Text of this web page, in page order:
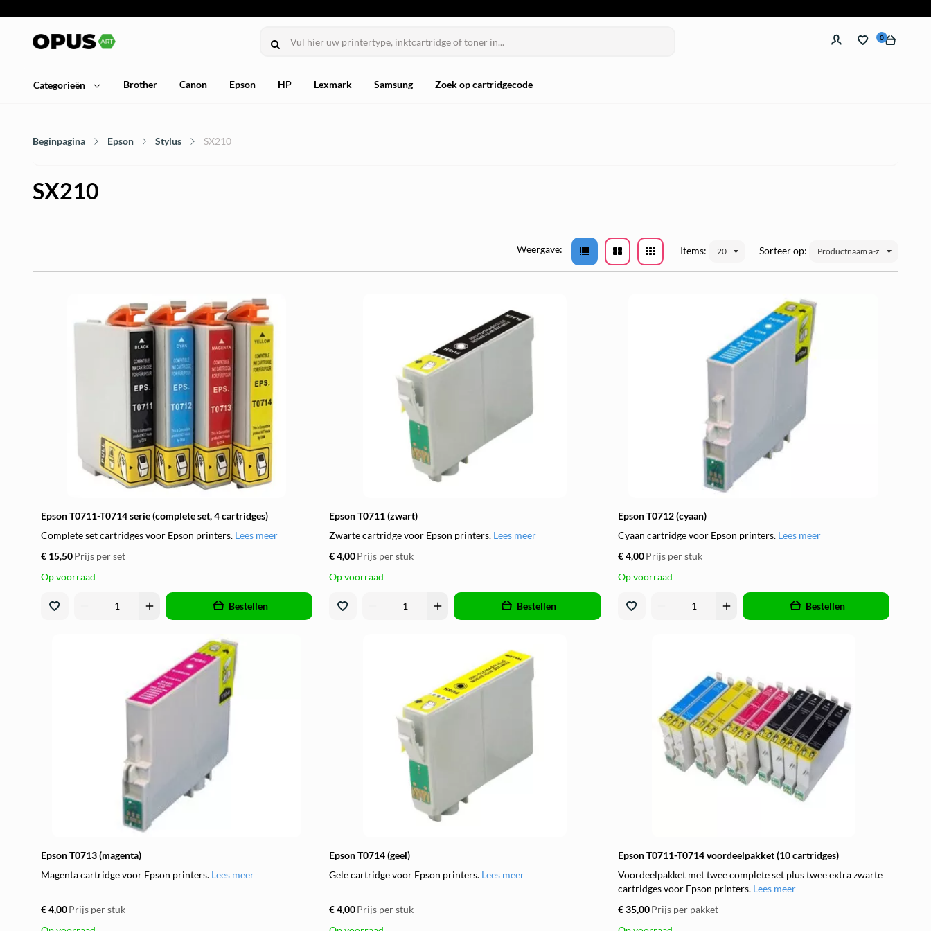
0
Categorieën Brother Canon Epson HP Lexmark Samsung Zoek op cartridgecode
Beginpagina Epson Stylus SX210
SX210
Sorteer op: Productnaam a-z
Items: 20
Weergave:
Epson T0711-T0714 serie (complete set, 4 cartridges)
Complete set cartridges voor Epson printers. Lees meer
€ 15,50Prijs per set
Op voorraad
add Bestellen
Epson T0711 (zwart)
Zwarte cartridge voor Epson printers. Lees meer
€ 4,00Prijs per stuk
Op voorraad
add Bestellen
Epson T0712 (cyaan)
Cyaan cartridge voor Epson printers. Lees meer
€ 4,00 Prijs per stuk
Op voorraad
add Bestellen
Epson T0713 (magenta)
Magenta cartridge voor Epson printers. Lees meer
€ 4,00Prijs per stuk
Epson T0714 (geel)
Gele cartridge voor Epson printers. Lees meer
€ 4,00Prijs per stuk
Epson T0711-T0714 voordeelpakket (10 cartridges)
Voordeelpakket met twee complete set plus twee extra zwarte
cartridges voor Epson printers. Lees meer
€ 35,00 Prijs per pakket